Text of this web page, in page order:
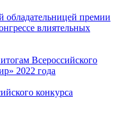
обладательницей премии
влиятельных
Всероссийского
2022 года
конкурса